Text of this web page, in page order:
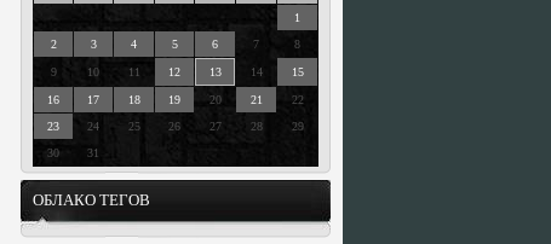
1
2
3 4 5 6 7 8
9 10 11 12 13 14 15
16 17 18 19 20 21
22
23
24 25 26 27 28
29
30
31
ОБЛАКО ТЕГОВ